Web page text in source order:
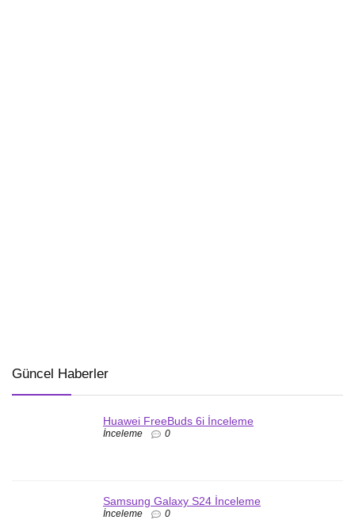
Güncel Haberler
Huawei FreeBuds 6i İnceleme
İnceleme 0
Samsung Galaxy S24 İnceleme
İnceleme 0